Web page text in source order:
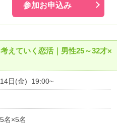
参加お申込み
えていく恋活｜男性25～32才×
日(金) 19:00~
名×5名